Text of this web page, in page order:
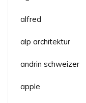
alfred
alp architektur
andrin schweizer
apple